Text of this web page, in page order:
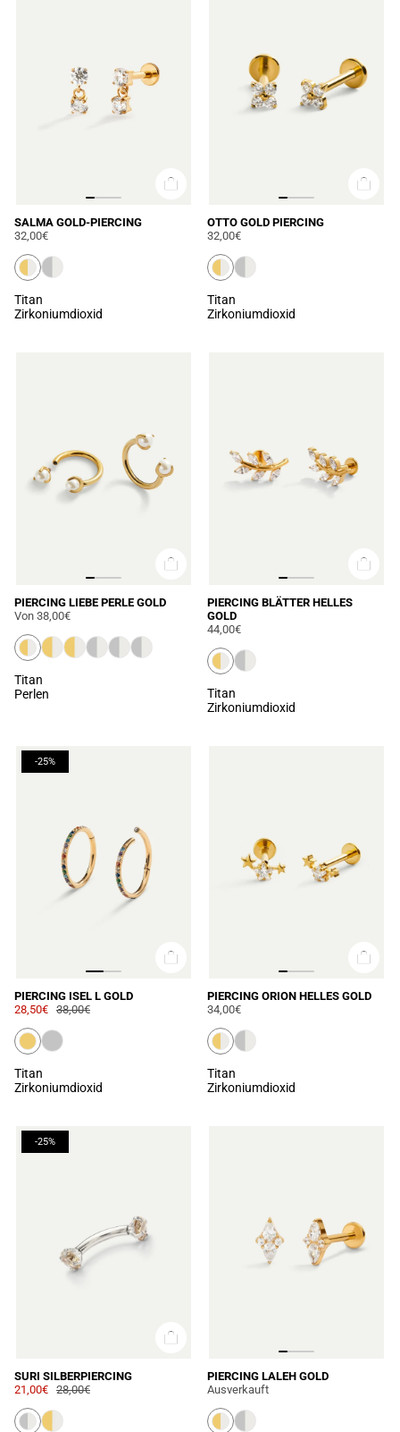
SALMA GOLD-PIERCING
32,00€
Titan
Zirkoniumdioxid
OTTO GOLD PIERCING
32,00€
Titan
Zirkoniumdioxid
PIERCING LIEBE PERLE GOLD
Von 38,00€
Titan
Perlen
PIERCING BLÄTTER HELLES
GOLD
44,00€
Titan
Zirkoniumdioxid
-25%
PIERCING ISEL L GOLD
28,50€ 38,00€
Titan
Zirkoniumdioxid
PIERCING ORION HELLES GOLD
34,00€
Titan
Zirkoniumdioxid
-25%
SURI SILBERPIERCING
21,00€ 28,00€
PIERCING LALEH GOLD
Ausverkauft